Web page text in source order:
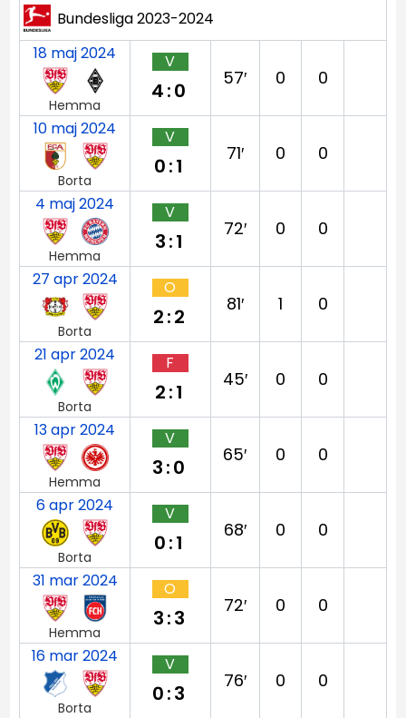
Bundesliga 2023-2024
18 maj 2024
Hemma
V
4:0
57′ 0 0
10 maj 2024
Borta
V
0:1
71′ 0 0
4 maj 2024
Hemma
V
3:1
72′ 0 0
27 apr 2024
Borta
O
2:2
81′ 1 0
21 apr 2024
Borta
F
2:1
45′ 0 0
13 apr 2024
Hemma
V
3:0
65′ 0 0
6 apr 2024
Borta
V
0:1
68′ 0 0
31 mar 2024
Hemma
O
3:3
72′ 0 0
16 mar 2024
Borta
V
0:3
76′ 0 0